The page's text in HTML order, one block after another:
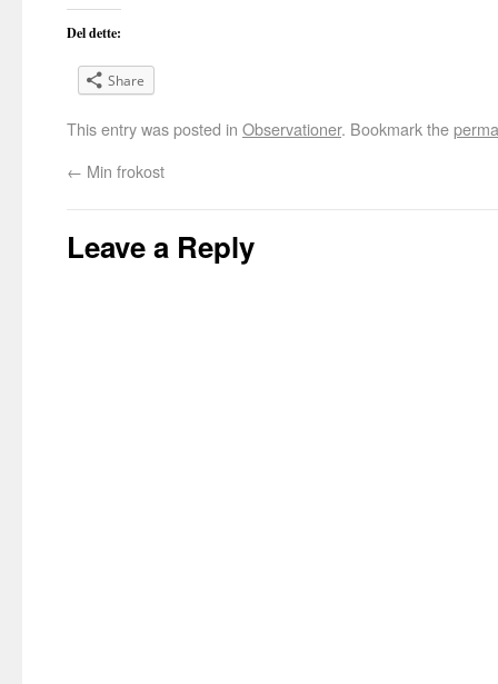
Del dette:
Share
This entry was posted in Observationer. Bookmark the
← Min frokost
Leave a Reply